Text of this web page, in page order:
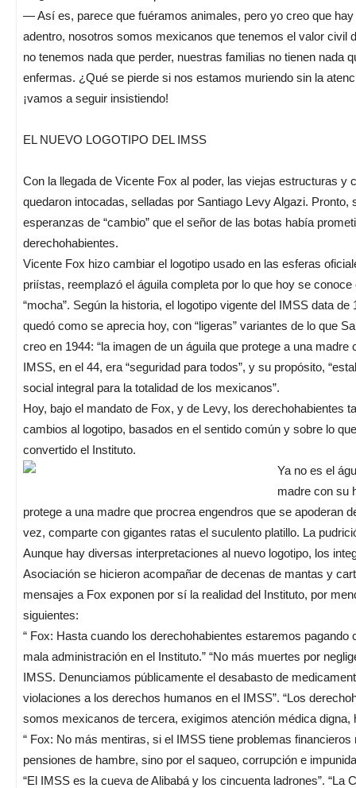
— Así es, parece que fuéramos animales, pero yo creo que
adentro, nosotros somos mexicanos que tenemos el valor civil
no tenemos nada que perder, nuestras familias no tienen nada
enfermas. ¿Qué se pierde si nos estamos muriendo sin la
¡vamos a seguir insistiendo!
EL NUEVO LOGOTIPO DEL IMSS
Con la llegada de Vicente Fox al poder, las viejas estructuras y
quedaron intocadas, selladas por Santiago Levy Algazi. Pronto,
esperanzas de “cambio” que el señor de las botas había
derechohabientes.
Vicente Fox hizo cambiar el logotipo usado en las esferas
priístas, reemplazó el águila completa por lo que hoy se conoce
“mocha”. Según la historia, el logotipo vigente del IMSS data de
quedó como se aprecia hoy, con “ligeras” variantes de lo que
creo en 1944: “la imagen de un águila que protege a una madre
IMSS, en el 44, era “seguridad para todos”, y su propósito,
social integral para la totalidad de los mexicanos”.
Hoy, bajo el mandato de Fox, y de Levy, los derechohabientes
cambios al logotipo, basados en el sentido común y sobre lo
convertido el Instituto.
Ya no es el
madre con su
protege a una madre que procrea engendros que se apoderan
vez, comparte con gigantes ratas el suculento platillo. La
Aunque hay diversas interpretaciones al nuevo logotipo, los
Asociación se hicieron acompañar de decenas de mantas y
mensajes a Fox exponen por sí la realidad del Instituto, por
siguientes:
“ Fox: Hasta cuando los derechohabientes estaremos pagando
mala administración en el Instituto.” “No más muertes por
IMSS. Denunciamos públicamente el desabasto de
violaciones a los derechos humanos en el IMSS”. “Los
somos mexicanos de tercera, exigimos atención médica digna,
“ Fox: No más mentiras, si el IMSS tiene problemas financieros
pensiones de hambre, sino por el saqueo, corrupción e
“El IMSS es la cueva de Alibabá y los cincuenta ladrones”. “La